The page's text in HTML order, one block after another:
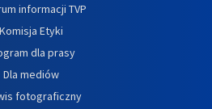
informacji TVP
Komisja Etyki
dla prasy
Dla mediów
fotograficzny